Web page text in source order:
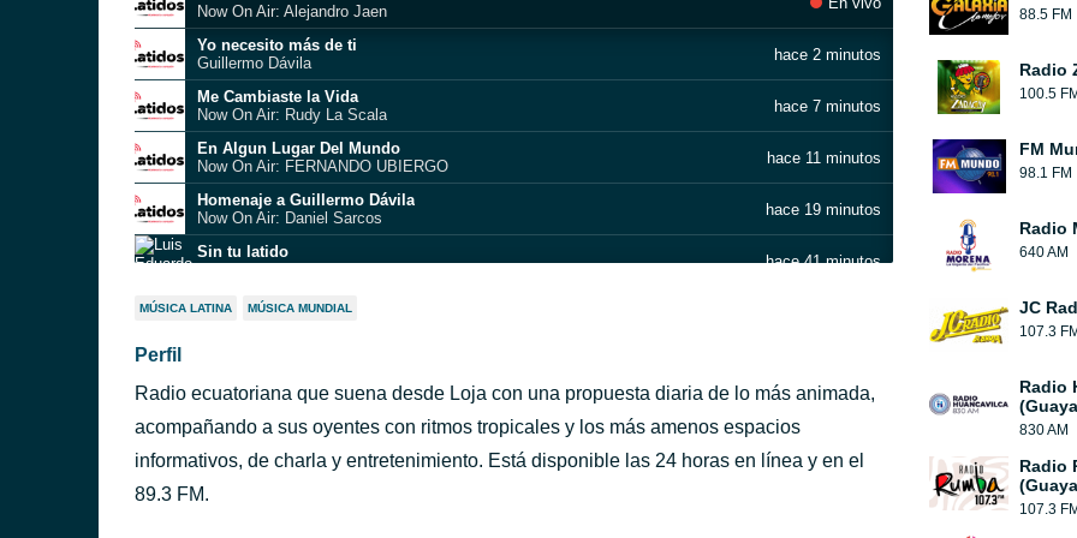
Now On Air: Alejandro Jaen
Yo necesito más de ti
Guillermo Dávila
hace 2 minutos
Me Cambiaste la Vida
Now On Air: Rudy La Scala
hace 7 minutos
En Algun Lugar Del Mundo
Now On Air: FERNANDO UBIERGO
hace 11 minutos
Homenaje a Guillermo Dávila
Now On Air: Daniel Sarcos
hace 19 minutos
Sin tu latido
hace 41 minutos
Que Se Enteren
Sola No Yo No Se Estar
Now On Air: Fiordaliso
hace 56 minutos
Payaso (Revisitado)
Now On Air: Jose Jose
hace 1 hora
MÚSICA LATINA MÚSICA MUNDIAL
Perfil
Radio ecuatoriana que suena desde Loja con una propuesta diaria de lo más animada,
acompañando a sus oyentes con ritmos tropicales y los más amenos espacios
informativos, de charla y entretenimiento. Está disponible las 24 horas en línea y en el
89.3 FM.
88.5 FM
Radio
100.5
FM
98.1 FM
Radio
640 AM
JC
107.3
Radio
830 AM
Radio
107.3